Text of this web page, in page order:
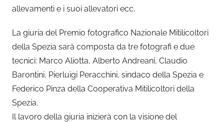
allevamenti e i suoi allevatori ecc.
La giuria del Premio fotografico Nazionale Mitilicoltori
della Spezia sarà composta da tre fotografi e due
tecnici: Marco Aliotta, Alberto Andreani, Claudio
Barontini, Pierluigi Peracchini, sindaco della Spezia e
Federico Pinza della Cooperativa Mitilicoltori della
Spezia.
Il lavoro della giuria inizierà con la visione del